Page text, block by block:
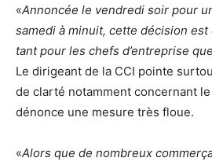
«Annoncée le vendredi soir pour
samedi à minuit, cette décision est
tant pour les chefs d’entreprise
Le dirigeant de la CCI pointe
de clarté notamment concernant
dénonce une mesure très floue.
«Alors que de nombreux